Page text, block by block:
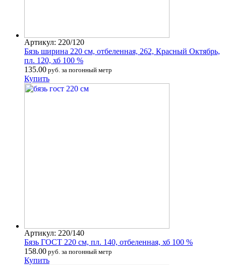
Артикул: 220/120
Бязь ширина 220 см, отбеленная, 262, Красный Октябрь,
пл. 120, хб 100 %
135.00 руб. за погонный метр
Купить
Артикул: 220/140
Бязь ГОСТ 220 см, пл. 140, отбеленная, хб 100 %
158.00 руб. за погонный метр
Купить